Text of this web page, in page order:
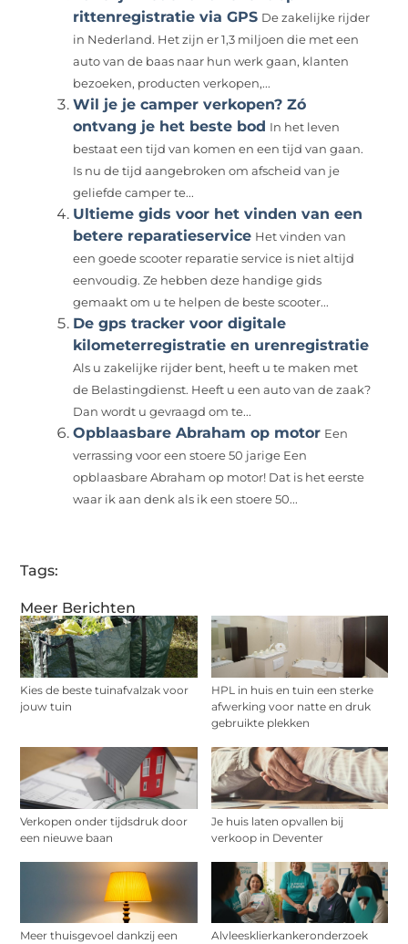
Meer Berichten
Kies de beste tuinafvalzak voor
jouw tuin
HPL in huis en tuin een sterke
afwerking voor natte en druk
gebruikte plekken
Verkopen onder tijdsdruk door
een nieuwe baan
Je huis laten opvallen bij
verkoop in Deventer
Meer thuisgevoel dankzij een
Alvleesklierkankeronderzoek
rittenregistratie via GPS De zakelijke rijder
in Nederland. Het zijn er 1,3 miljoen die met een
auto van de baas naar hun werk gaan, klanten
bezoeken, producten verkopen,...
Wil je je camper verkopen? Zó
ontvang je het beste bod In het leven
bestaat een tijd van komen en een tijd van gaan.
Is nu de tijd aangebroken om afscheid van je
geliefde camper te...
Ultieme gids voor het vinden van een
betere reparatieservice Het vinden van
een goede scooter reparatie service is niet altijd
eenvoudig. Ze hebben deze handige gids
gemaakt om u te helpen de beste scooter...
De gps tracker voor digitale
kilometerregistratie en urenregistratie
Als u zakelijke rijder bent, heeft u te maken met
de Belastingdienst. Heeft u een auto van de zaak?
Dan wordt u gevraagd om te...
Opblaasbare Abraham op motor Een
verrassing voor een stoere 50 jarige Een
opblaasbare Abraham op motor! Dat is het eerste
waar ik aan denk als ik een stoere 50...
Tags: